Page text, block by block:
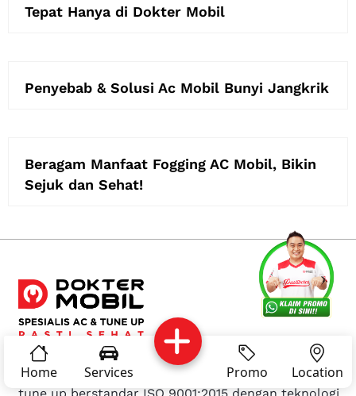
About Us
Complain Reservasi Article
Home Services Promo Location
Tepat Hanya di Dokter Mobil
Penyebab & Solusi Ac Mobil Bunyi Jangkrik
Beragam Manfaat Fogging AC Mobil, Bikin
Sejuk dan Sehat!
Dokter Mobiladalah bengkel spesialis AC mobil &